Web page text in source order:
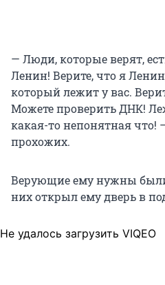
— Люди, которые верят,
Ленин! Верите, что я
который лежит у вас.
Можете проверить ДНК!
какая-то непонятная что!
прохожих.
Верующие ему нужны
них открыл ему дверь в
Не удалось загрузить VIQEO